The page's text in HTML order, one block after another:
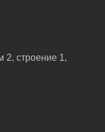
2, строение 1,